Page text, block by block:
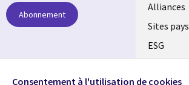
Alliances
Sites pays
ESG
Abonnement
Suivez-nous
Consentement à l'utilisation de cookies